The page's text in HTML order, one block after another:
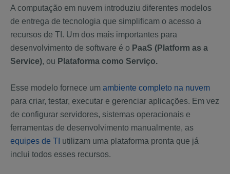
A computação em nuvem introduziu diferentes modelos
de entrega de tecnologia que simplificam o acesso a
recursos de TI. Um dos mais importantes para
desenvolvimento de software é o PaaS (Platform as a
Service), ou Plataforma como Serviço.
Esse modelo fornece um ambiente completo na nuvem
para criar, testar, executar e gerenciar aplicações. Em vez
de configurar servidores, sistemas operacionais e
ferramentas de desenvolvimento manualmente, as
equipes de TI utilizam uma plataforma pronta que já
inclui todos esses recursos.